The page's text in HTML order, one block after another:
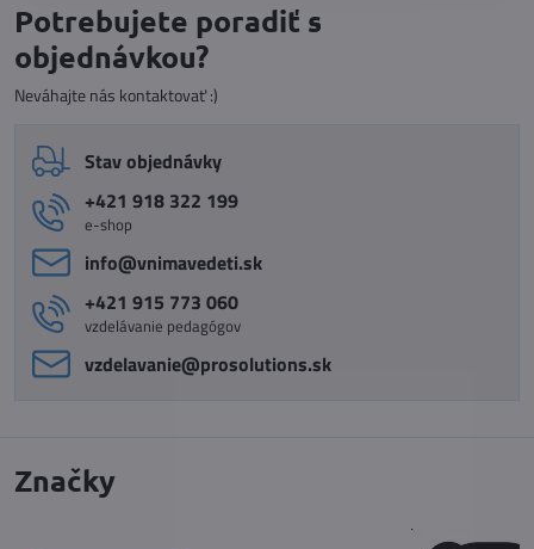
Potrebujete poradiť s
objednávkou?
Neváhajte nás kontaktovať :)
Stav objednávky
+421 918 322 199
e-shop
info​@vnimavedeti​.sk
+421 915 773 060
vzdelávanie pedagógov
vzdelavanie​@prosolutions​.sk
Značky